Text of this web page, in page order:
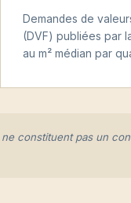
Demandes de
(DVF) publiées par
au m² médian par
constituent pas un